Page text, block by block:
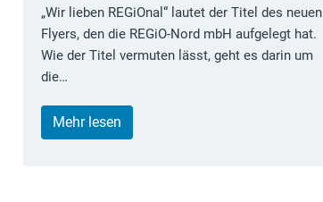
„Wir lieben REGiOnal“ lautet der Titel des neuen
Flyers, den die REGiO-Nord mbH aufgelegt hat.
Wie der Titel vermuten lässt, geht es darin um
die…
Mehr lesen